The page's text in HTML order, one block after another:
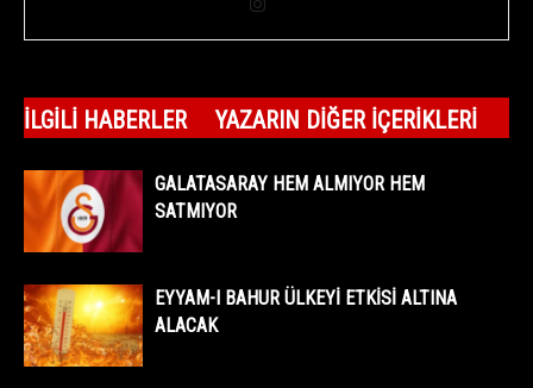
İLGILI HABERLER YAZARIN DIĞER İÇERIKLERI
GALATASARAY HEM ALMIYOR HEM
SATMIYOR
EYYAM-I BAHUR ÜLKEYİ ETKİSİ ALTINA
ALACAK